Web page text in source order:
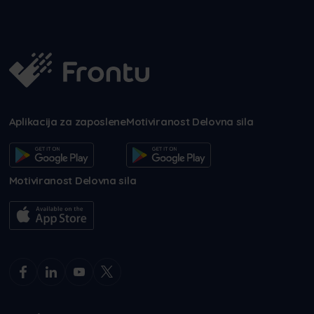
Aplikacija za zaposleneMotiviranost Delovna sila
Motiviranost Delovna sila